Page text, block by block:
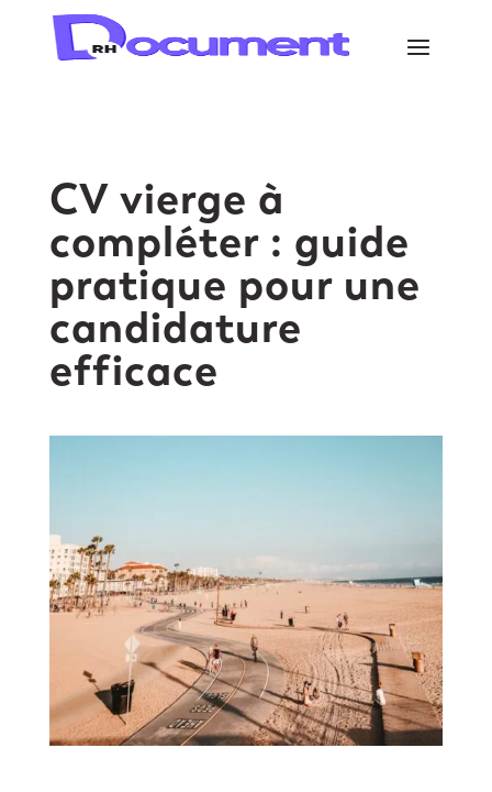
CV vierge à
compléter : guide
pratique pour une
candidature
efficace